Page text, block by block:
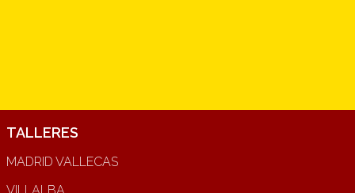
TALLERES
MADRID VALLECAS